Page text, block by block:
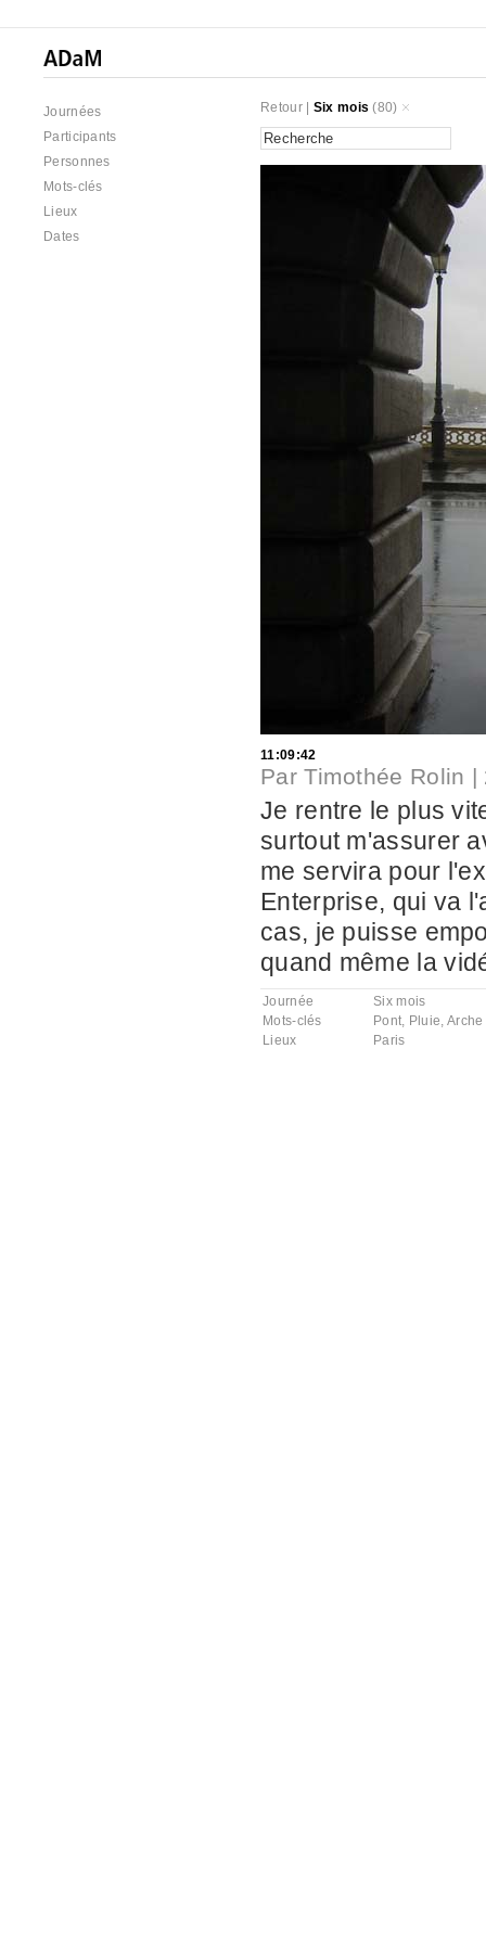
Journées
Participants
Personnes
Mots-clés
Lieux
Dates
Retour| Six mois (80)
11:09:42
ParTimothée Rolin |
Je rentre le plus
surtout m'assurer
me servira pour
Enterprise, qui va
cas, je puisse
quand même la
Journée
Six mois
Mots-clés
Pont, Pluie, Arche
Lieux
Paris